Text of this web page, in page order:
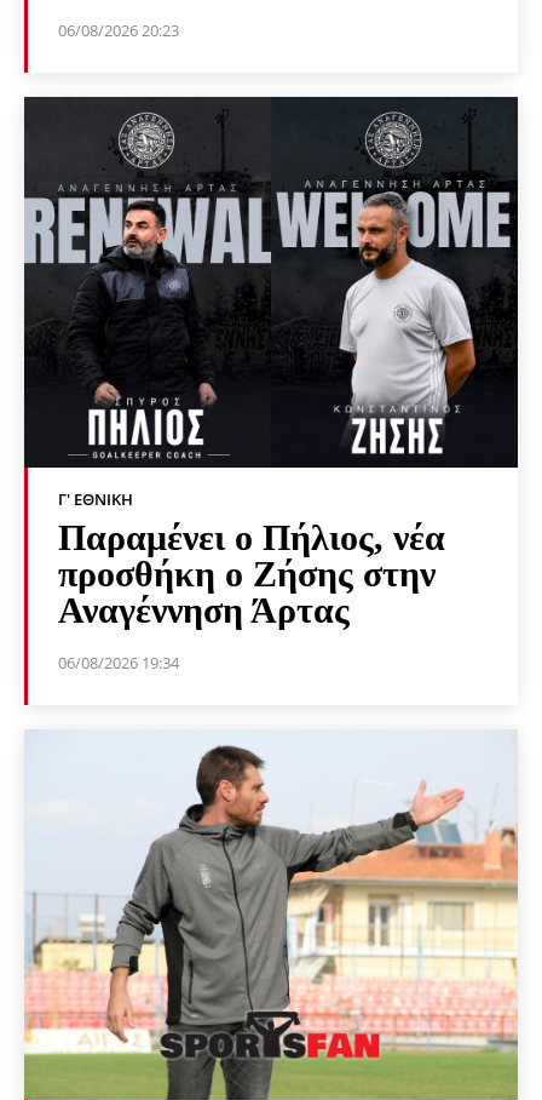
06/08/2026 20:23
Γ' ΕΘΝΙΚΉ
Παραμένει ο Πήλιος, νέα
προσθήκη ο Ζήσης στην
Αναγέννηση Άρτας
06/08/2026 19:34